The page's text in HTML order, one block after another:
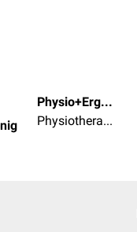
Physio+Ergoth. Doris Hönig
Physiotherapeut/in